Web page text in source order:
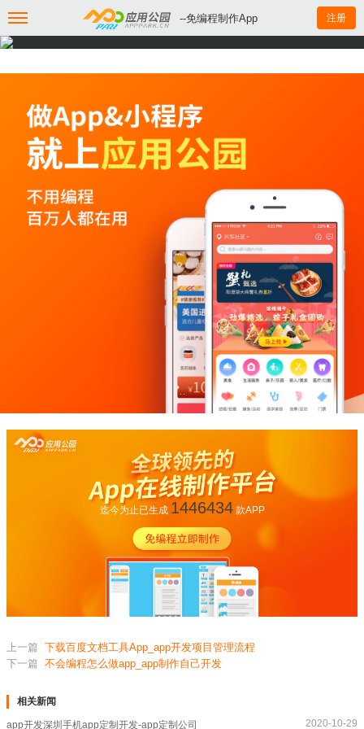
--免编程制作App 注册
迄今为止已生成 1446434款APP
上一篇 下载百度文档工具App_app开发项目管理流程
下一篇 不会编程怎么做app_app制作自己开发
相关新闻
app开发深圳手机app定制开发-app定制公司 2020-10-29